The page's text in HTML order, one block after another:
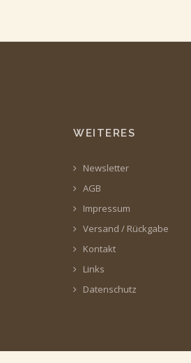
WEITERES
Newsletter
AGB
Impressum
Versand / Rückgabe
Kontakt
Links
Datenschutz